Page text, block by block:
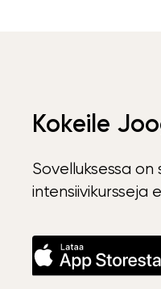
Kokeile
Sovelluksessa
intensiivikursseja